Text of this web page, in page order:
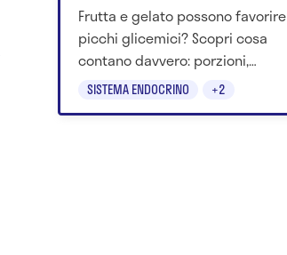
SISTEMA ENDOCRINO +2
Frutta e gelato possono favorire
picchi glicemici? Scopri cosa
contano davvero: porzioni,
abbinamenti, indice glicemico e